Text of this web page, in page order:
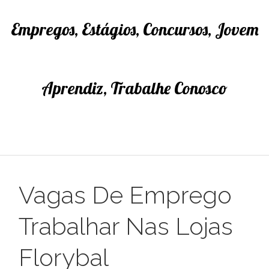
Empregos, Estágios, Concursos, Jovem
Aprendiz, Trabalhe Conosco
Vagas De Emprego
Trabalhar Nas Lojas
Florybal